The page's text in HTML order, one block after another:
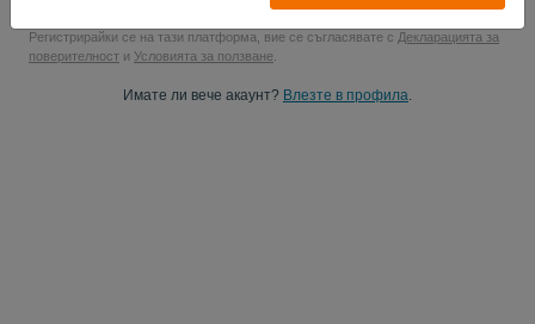
Регистрирайки се на тази платформа, вие се съгласявате с Декларацията за
поверителност и Условията за ползване
Имате ли вече акаунт? Влезте в профила.